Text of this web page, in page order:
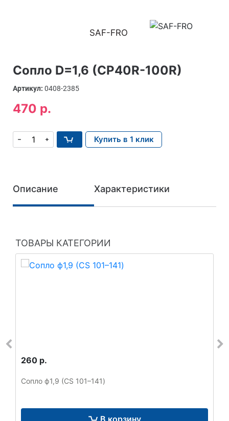
SAF-FRO
Сопло D=1,6 (CP40R-100R)
Артикул: 0408-2385
470 р.
Купить в 1 клик
Описание Характеристики
ТОВАРЫ КАТЕГОРИИ
260 р.
Сопло ф1,9 (CS 101–141)
В корзину